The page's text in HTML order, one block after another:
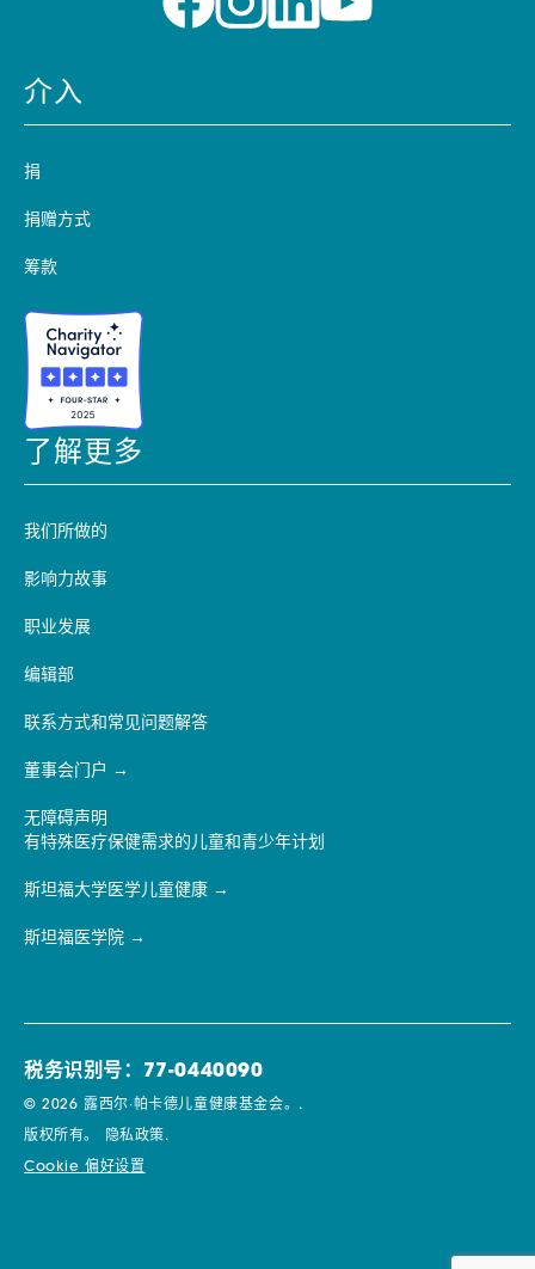
介入
捐
捐赠方式
筹款
了解更多
我们所做的
影响力故事
职业发展
编辑部
联系方式和常见问题解答
董事会门户
无障碍声明
有特殊医疗保健需求的儿童和青少年计划
斯坦福大学医学儿童健康
斯坦福医学院
税务识别号：77-0440090
© 2026 露西尔·帕卡德儿童健康基金会。.
版权所有。 隐私政策.
Cookie 偏好设置